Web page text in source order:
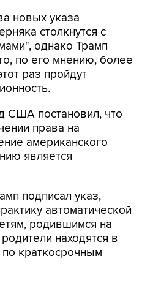
новых указа
столкнутся с
однако Трамп
по его мнению, более
раз пройдут
США постановил, что
права на
американского
является
подписал указ,
автоматической
родившимся на
находятся в
по краткосрочным